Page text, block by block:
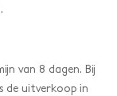
van 8 dagen. Bij
de uitverkoop in